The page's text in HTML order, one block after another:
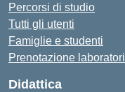
Percorsi di studio
Tutti gli utenti
Famiglie e studenti
Prenotazione laboratori
Didattica